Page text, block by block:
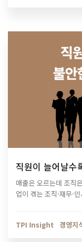
직원이 늘어날수
매출은 오르는데 조직
업이 겪는 조직·재무·
TPI Insight
경영지